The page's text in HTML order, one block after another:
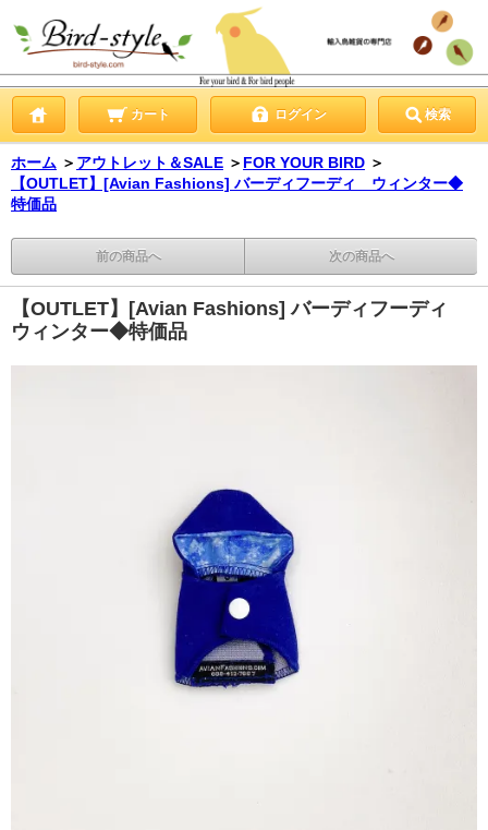
カート ログイン 検索
ホーム ＞ アウトレット＆SALE ＞ FOR YOUR BIRD ＞
【OUTLET】[Avian Fashions] バーディフーディ ウィンター◆
特価品
前の商品へ 次の商品へ
【OUTLET】[Avian Fashions] バーディフーディ
ウィンター◆特価品